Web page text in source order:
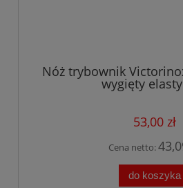
Nóż trybownik
wygięty
53,00 zł
Cena netto:
do koszyka